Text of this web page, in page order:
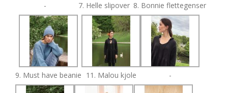
- 7. Helle slipover 8. Bonnie flettegenser
9. Must have beanie 11. Malou kjole -